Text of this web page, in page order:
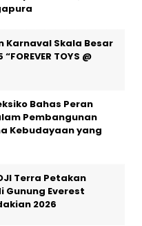
Karnaval Skala Besar
TOYS @
Bahas Peran
Pembangunan
Kebudayaan yang
Terra Petakan
Gunung Everest
2026